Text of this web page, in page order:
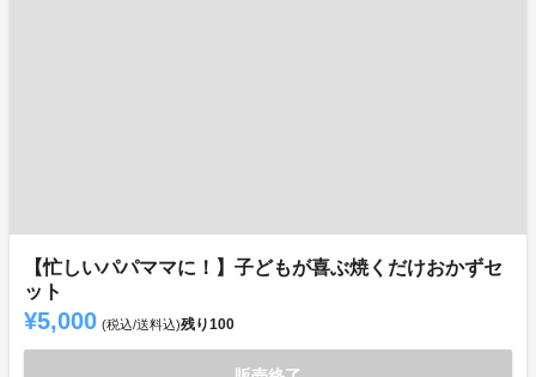
【忙しいパパママに！】子どもが喜ぶ焼くだけおかずセ
ット
¥5,000 (税込/送料込)残り100